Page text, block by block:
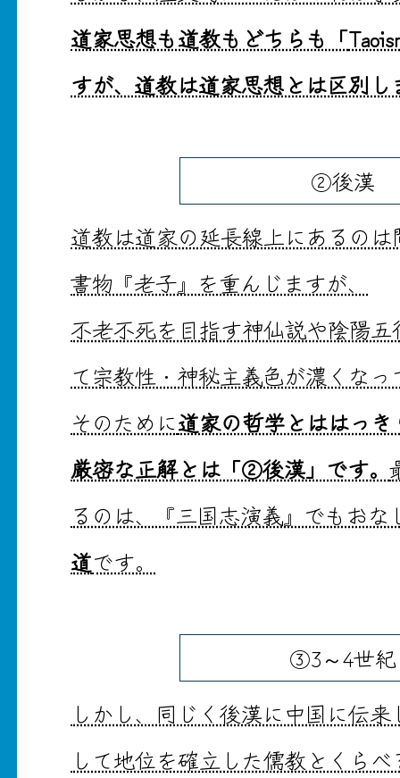
道家思想も道教もどちらも「
すが、道教は道家思想とは区別し
②後漢
道教は道家の延長線上にあるの
書物『老子』を重んじますが、
不老不死を目指す神仙説や陰陽
て宗教性・神秘主義色が濃くなっ
そのために道家の哲学とははっき
厳密な正解とは「②後漢」です。
るのは、『三国志演義』でもおな
道です。
③3～4世紀
しかし、同じく後漢に中国に伝
して地位を確立した儒教とくら